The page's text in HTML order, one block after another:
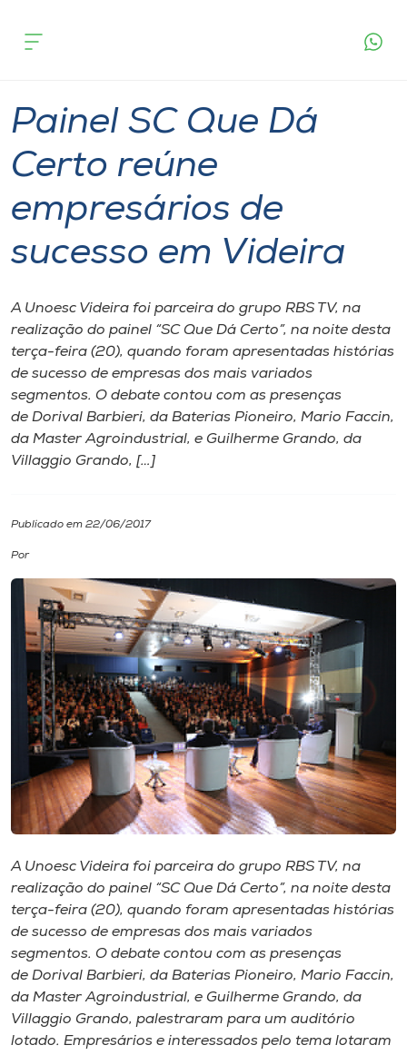
Cursos
Pesquisa
Atendimento ao Estudante
Portal de Ensino
A
Unoesc
Internacionalização
I.nova
Cultura
CPA
Biblioteca
Editora
Rádio
Museu
Unoesc
Store
o idioma
Painel SC Que Dá
Certo reúne
empresários de
sucesso em Videira
A Unoesc Videira foi parceira do grupo RBS TV, na
realização do painel “SC Que Dá Certo”, na noite desta
terça-feira (20), quando foram apresentadas histórias
de sucesso de empresas dos mais variados
segmentos. O debate contou com as presenças
de Dorival Barbieri, da Baterias Pioneiro, Mario Faccin,
da Master Agroindustrial, e Guilherme Grando, da
Villaggio Grando, […]
Publicado em 22/06/2017
Por
A Unoesc Videira foi parceira do grupo RBS TV, na
realização do painel “SC Que Dá Certo”, na noite desta
terça-feira (20), quando foram apresentadas histórias
de sucesso de empresas dos mais variados
segmentos. O debate contou com as presenças
de Dorival Barbieri, da Baterias Pioneiro, Mario Faccin,
da Master Agroindustrial, e Guilherme Grando, da
Villaggio Grando, palestraram para um auditório
lotado. Empresários e interessados pelo tema lotaram